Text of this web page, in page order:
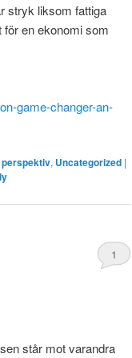
stryk liksom fattiga
för en ekonomi som
game-changer-an-
, Uncategorized |
1
står mot varandra